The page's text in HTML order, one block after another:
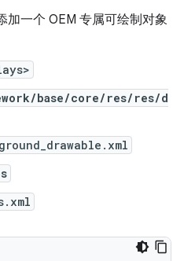
加一个 OEM 专属可绘制对象
base/core/res/res/d